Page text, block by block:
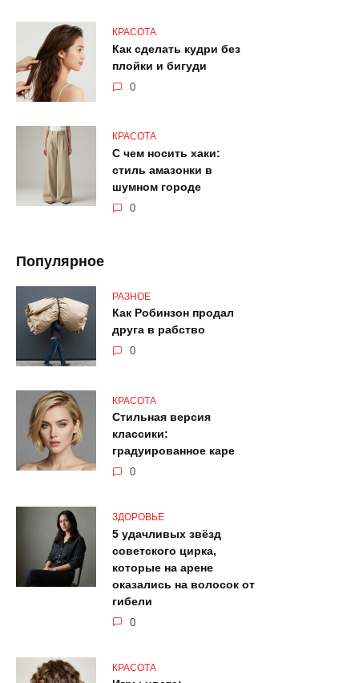
КРАСОТА
Как сделать кудри без
плойки и бигуди
0
КРАСОТА
С чем носить хаки:
стиль амазонки в
шумном городе
0
Популярное
РАЗНОЕ
Как Робинзон продал
друга в рабство
0
КРАСОТА
Стильная версия
классики:
градуированное каре
0
ЗДОРОВЬЕ
5 удачливых звёзд
советского цирка,
которые на арене
оказались на волосок от
гибели
0
КРАСОТА